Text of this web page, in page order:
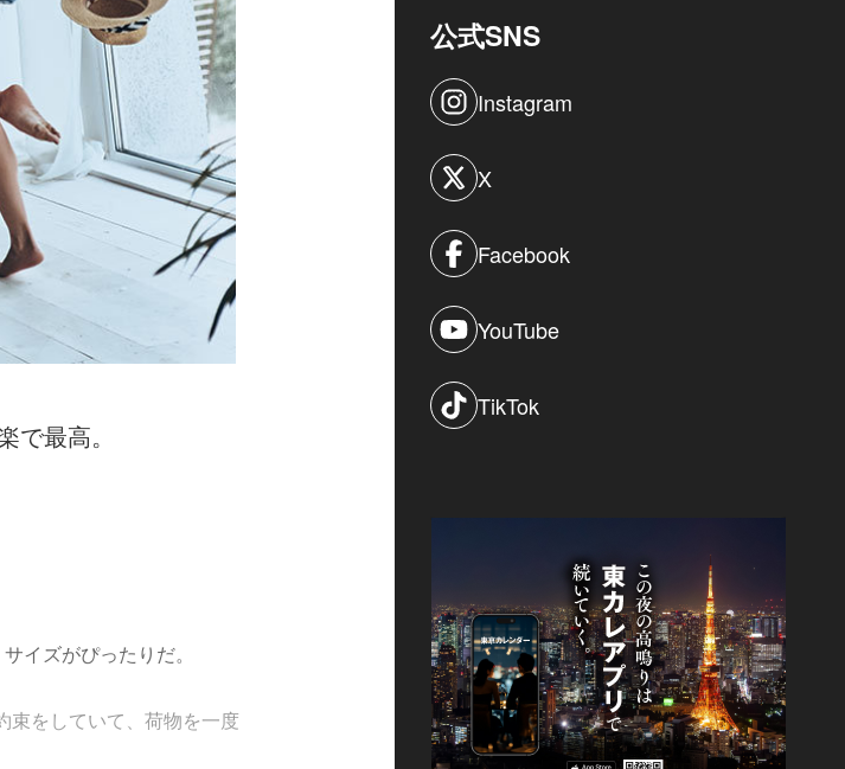
で最高。
イズがぴったりだ。
束をしていて、荷物を一度
公式SNS
Instagram
X
Facebook
YouTube
TikTok